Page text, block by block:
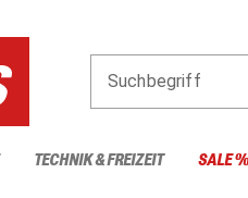
Suchbegriff
TECHNIK & FREIZEIT SALE %